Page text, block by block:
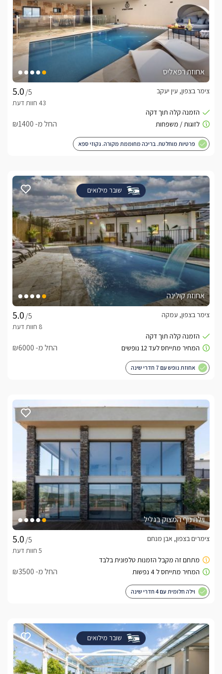
אחוזת רפאליס
/5
צימר בצפון, עין יעקב
החל מ- ₪1400
פרטיות מוחלטת. בריכה מחוממת מקורה. גקוזי ספא
שובר מילואים
אחוזת קולינה
/5
צימר בצפון, עמקה
החל מ- ₪6000
אחוזת נופש עם 7 חדרי שינה
וילה נוף המצוק בגליל
/5
צימרים בצפון, אבן מנחם
החל מ- ₪3500
וילה חלומית עם 4 חדרי שינה
שובר מילואים